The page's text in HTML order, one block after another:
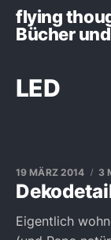
flying
Bücher
LED
19 MÄRZ 2014 3
Eigentlich